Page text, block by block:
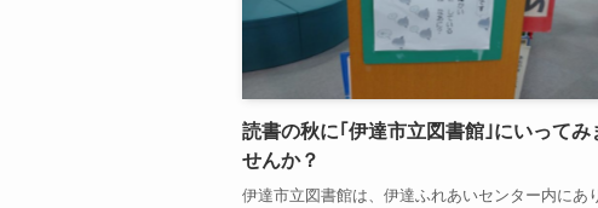
読書の秋に｢伊達市立図書館｣にいってみ
せんか？
伊達市立図書館は、伊達ふれあいセンター内にあ